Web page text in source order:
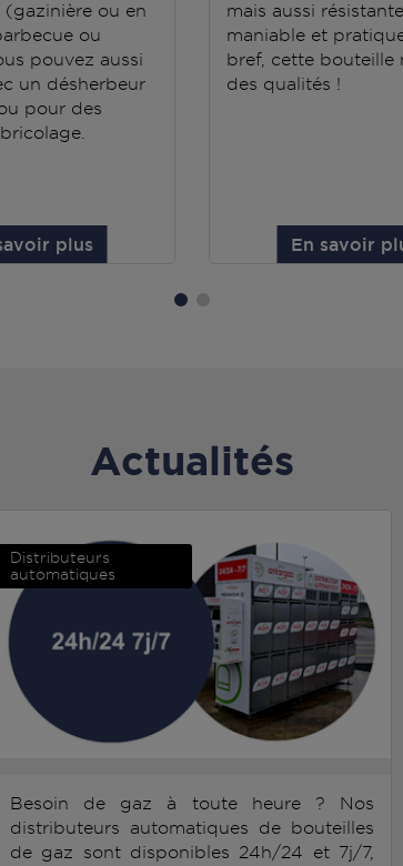
(gazinière ou en
ou
pouvez aussi
un désherbeur
pour des
plus
mais aussi résistante,
maniable et
bref, cette bouteille
des qualités !
En savoir
Actualités
Distributeurs
automatiques
Besoin de gaz à toute heure ? Nos
distributeurs automatiques de bouteilles
de gaz sont disponibles 24h/24 et 7j/7,